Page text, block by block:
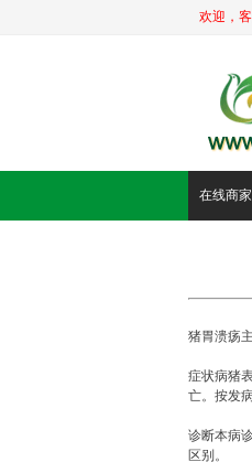
欢迎，
在线商家
猪胃溃疡
症状病猪
亡。按发
诊断本病
区别。